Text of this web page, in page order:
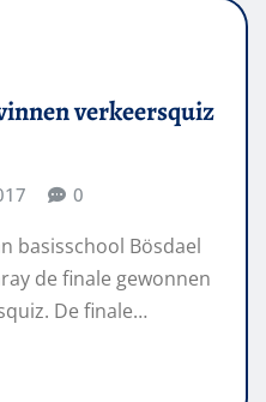
verkeersquiz
0
basisschool Bösdael
de finale gewonnen
De finale…